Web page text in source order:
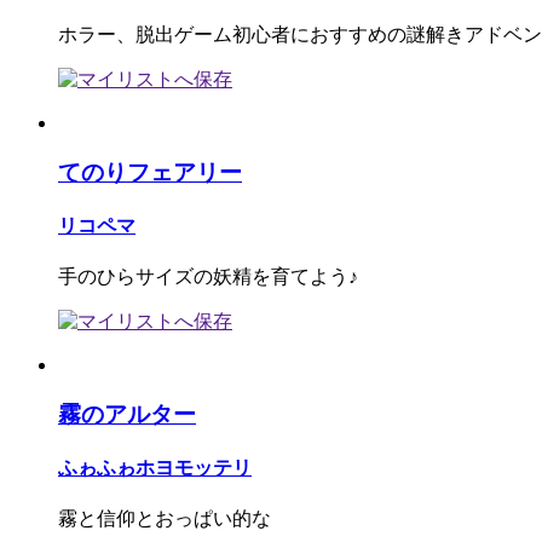
ホラー、脱出ゲーム初心者におすすめの謎解きアドベ
てのりフェアリー
リコペマ
手のひらサイズの妖精を育てよう♪
霧のアルター
ふゎふゎホヨモッテリ
霧と信仰とおっぱい的な